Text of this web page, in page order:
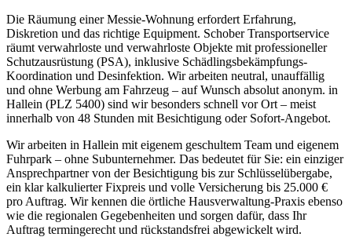
Die Räumung einer Messie-Wohnung erfordert Erfahrung,
Diskretion und das richtige Equipment. Schober Transportservice
räumt verwahrloste und verwahrloste Objekte mit professioneller
Schutzausrüstung (PSA), inklusive Schädlingsbekämpfungs-
Koordination und Desinfektion. Wir arbeiten neutral, unauffällig
und ohne Werbung am Fahrzeug – auf Wunsch absolut anonym. in
Hallein (PLZ 5400) sind wir besonders schnell vor Ort – meist
innerhalb von 48 Stunden mit Besichtigung oder Sofort-Angebot.
Wir arbeiten in Hallein mit eigenem geschultem Team und eigenem
Fuhrpark – ohne Subunternehmer. Das bedeutet für Sie: ein einziger
Ansprechpartner von der Besichtigung bis zur Schlüsselübergabe,
ein klar kalkulierter Fixpreis und volle Versicherung bis 25.000 €
pro Auftrag. Wir kennen die örtliche Hausverwaltung-Praxis ebenso
wie die regionalen Gegebenheiten und sorgen dafür, dass Ihr
Auftrag termingerecht und rückstandsfrei abgewickelt wird.